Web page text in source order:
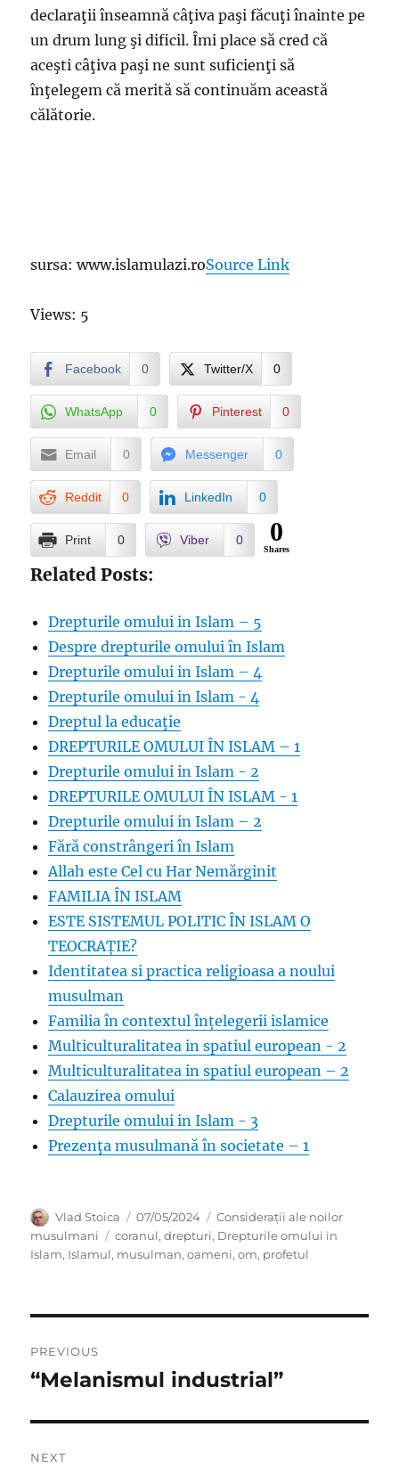
declaraţii înseamnă câţiva paşi făcuţi înainte pe
un drum lung şi dificil. Îmi place să cred că
aceşti câţiva paşi ne sunt suficienţi să
înţelegem că merită să continuăm această
călătorie.
sursa: www.islamulazi.roSource Link
Views: 5
Facebook 0 Twitter/X 0
WhatsApp 0 Pinterest 0
Email 0 Messenger 0
Reddit 0 LinkedIn 0
Print 0 Viber 0 0
Shares
Related Posts:
Drepturile omului in Islam – 5
Despre drepturile omului în Islam
Drepturile omului in Islam – 4
Drepturile omului in Islam - 4
Dreptul la educaţie
DREPTURILE OMULUI ÎN ISLAM – 1
Drepturile omului in Islam - 2
DREPTURILE OMULUI ÎN ISLAM - 1
Drepturile omului in Islam – 2
Fără constrângeri în Islam
Allah este Cel cu Har Nemărginit
FAMILIA ÎN ISLAM
ESTE SISTEMUL POLITIC ÎN ISLAM O
TEOCRAȚIE?
Identitatea si practica religioasa a noului
musulman
Familia în contextul înțelegerii islamice
Multiculturalitatea in spatiul european - 2
Multiculturalitatea in spatiul european – 2
Calauzirea omului
Drepturile omului in Islam - 3
Prezenţa musulmană în societate – 1
Author
Vlad Stoica
Posted
on
07/05/2024 Categories
Considerații ale noilor
musulmani
Tags
coranul,drepturi, Drepturile omului in
Islam, Islamul, musulman,oameni,om, profetul
navigation
PREVIOUS
Previous
“Melanismul industrial”
NEXT